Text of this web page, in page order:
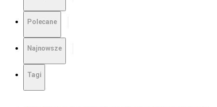
Polecane
Najnowsze
Tagi